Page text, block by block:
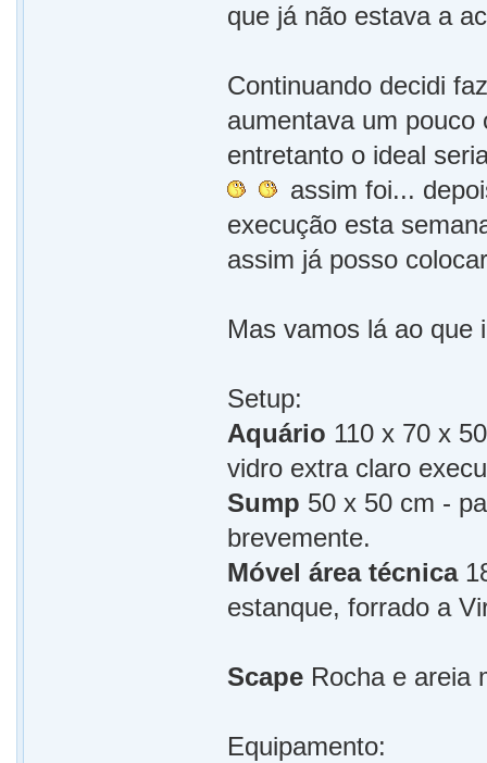
que já não estava a
Continuando decidi
aumentava um
entretanto o ideal
assim foi...
execução esta
assim já posso
Mas vamos lá ao que
Setup:
Aquário 110 x 70 x
vidro extra claro
Sump 50 x 50 cm -
brevemente.
Móvel área técnica
estanque, forrado a
Scape Rocha e areia
Equipamento: